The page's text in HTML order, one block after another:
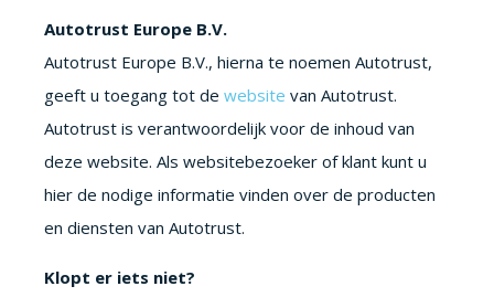
Autotrust Europe B.V.
Autotrust Europe B.V., hierna te noemen Autotrust,
geeft u toegang tot de website van Autotrust.
Autotrust is verantwoordelijk voor de inhoud van
deze website. Als websitebezoeker of klant kunt u
hier de nodige informatie vinden over de producten
en diensten van Autotrust.
Klopt er iets niet?